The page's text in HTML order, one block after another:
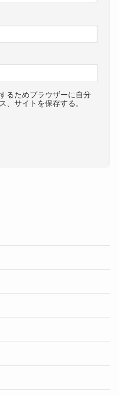
るためブラウザーに自分
、サイトを保存する。